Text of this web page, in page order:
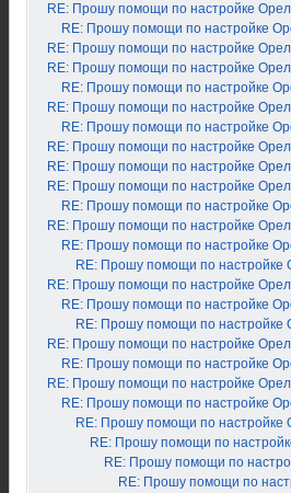
RE: Прошу помощи по настройке
RE: Прошу помощи по настройке
RE: Прошу помощи по настройке
RE: Прошу помощи по настройке
RE: Прошу помощи по настройке
RE: Прошу помощи по настройке
RE: Прошу помощи по настройке
RE: Прошу помощи по настройке
RE: Прошу помощи по настройке
RE: Прошу помощи по настройке
RE: Прошу помощи по настройке
RE: Прошу помощи по настройке
RE: Прошу помощи по настройке
RE: Прошу помощи по настройке
RE: Прошу помощи по настройке
RE: Прошу помощи по настройке
RE: Прошу помощи по настройке
RE: Прошу помощи по настройке
RE: Прошу помощи по настройке
RE: Прошу помощи по настройке
RE: Прошу помощи по настройке
RE: Прошу помощи по настройке
RE: Прошу помощи по
RE: Прошу помощи по
RE: Прошу помощи по